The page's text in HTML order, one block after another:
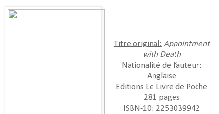
Titre original: Appointment
with Death
Nationalité de l’auteur:
Anglaise
Editions Le Livre de Poche
281 pages
ISBN-10:‎ 2253039942